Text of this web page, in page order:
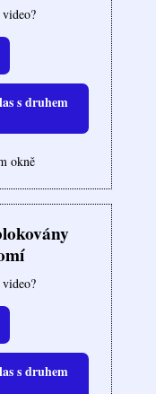
s druhem
okně
s druhem